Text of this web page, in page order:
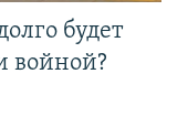
будет
войной?